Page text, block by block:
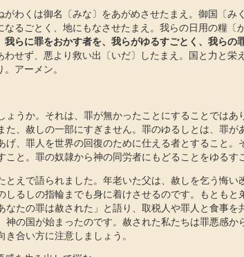
がわくは御名〔みな〕をあがめさせたまえ。御国〔み
なるごとく、地にもなさせたまえ。我らの日用の糧〔
我らに罪をおかす者を、我らがゆるすごとく、我らの
わせず、悪より救い出〔いだ〕したまえ。国と力と栄
アーメン。
ょうか。それは、罪が無かったことにすることではあ
た、赦しの一部にすぎません。罪のゆるしとは、罪が
げ、罪人を世界の回復のために仕える者とすること。
こと。罪の奴隷から神の同労者にもどることをゆるす
とえで語られました。年老いた父は、赦しを乞う悔い
しるしの指輪までも身に着けさせるのです。もともと
なたの罪は赦された」と語り、取税人や罪人と食事を
神の国が始まったのです。赦された私たちは罪悪感か
合い方に注意しましょう。